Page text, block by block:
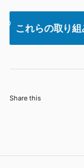
Share this
これらの取り